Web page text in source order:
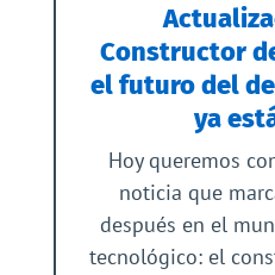
Constructor
el futuro del
ya
Hoy queremos
noticia que
después en el
tecnológico: el